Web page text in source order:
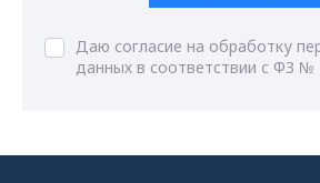
Даю согласие на обработку
данных в соответствии с ФЗ №